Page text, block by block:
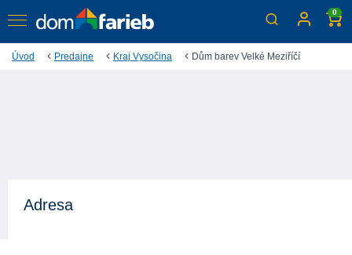
0
Úvod Predajne Kraj Vysočina Dům barev Velké Meziříčí
Adresa